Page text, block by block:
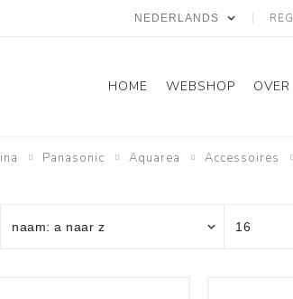
HOME WEBSHOP
Panasonic Gree
Panasonic Aquarea Accessoires